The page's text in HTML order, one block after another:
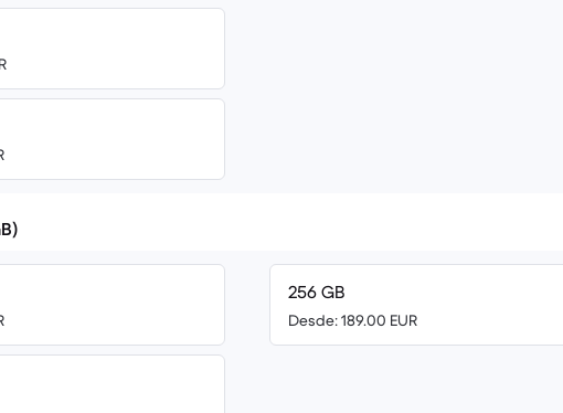
256 GB
Desde: 189.00 EUR